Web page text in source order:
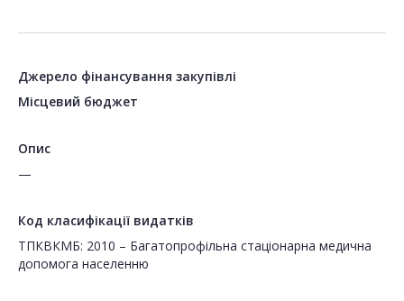
Джерело фінансування закупівлі
Місцевий бюджет
Опис
—
Код класифікації видатків
ТПКВКМБ: 2010 – Багатопрофільна стаціонарна медична
допомога населенню